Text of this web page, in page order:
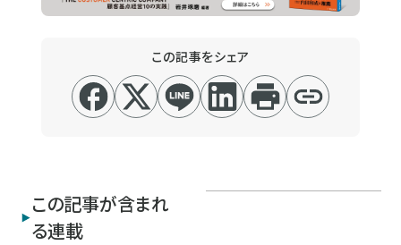
この記事をシェア
この記事が含まれ
る連載